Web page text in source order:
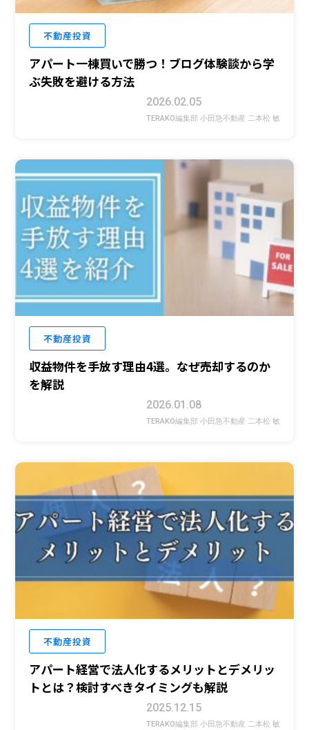
不動産投資
アパート一棟買いで勝つ！ブログ体験談から学
ぶ失敗を避ける方法
2026.02.05
TERAKO編集部 小田急不動産 二本松 敏
不動産投資
収益物件を手放す理由4選。なぜ売却するのか
を解説
2026.01.08
TERAKO編集部 小田急不動産 二本松 敏
不動産投資
アパート経営で法人化するメリットとデメリッ
トとは？検討すべきタイミングも解説
2025.12.15
TERAKO編集部 小田急不動産 二本松 敏